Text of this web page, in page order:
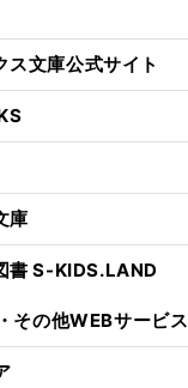
ス文庫公式サイト
庫
書 S-KIDS.LAND
その他WEBサービス